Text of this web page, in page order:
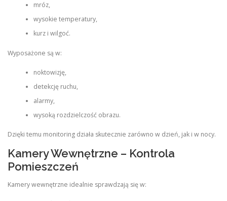
mróz,
wysokie temperatury,
kurz i wilgoć.
Wyposażone są w:
noktowizję,
detekcję ruchu,
alarmy,
wysoką rozdzielczość obrazu.
Dzięki temu monitoring działa skutecznie zarówno w dzień, jak i w nocy.
Kamery Wewnętrzne – Kontrola
Pomieszczeń
Kamery wewnętrzne idealnie sprawdzają się w: